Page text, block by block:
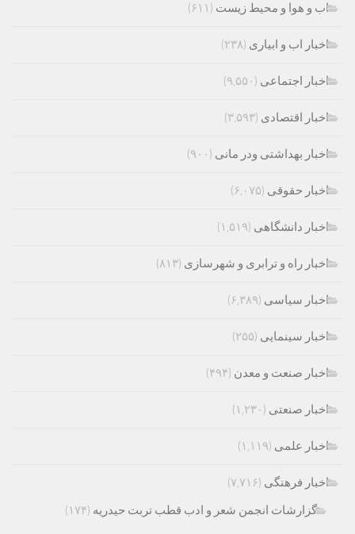
اب و هوا و محیط زیست (۶۱۱)
اخبار اب و ابیاری (۲۳۸)
اخبار اجتماعی (۹,۵۵۰)
اخبار اقتصادی (۳,۵۹۳)
اخبار بهداشتی ودر مانی (۹۰۰)
اخبار حقوقی (۶,۰۷۵)
اخبار دانشگاهی (۱,۵۱۹)
اخبار راه و ترابری و شهرسازی (۸۱۳)
اخبار سیاسی (۶,۳۸۹)
اخبار سینمایی (۲۵۵)
اخبار صنعت و معدن (۴۹۴)
اخبار صنعتی (۱,۲۳۰)
اخبار علمی (۱,۱۱۹)
اخبار فرهنگی (۷,۷۱۶)
گزارشات انجمن شعر و ادب قطب تربت حیدریه (۱۷۴)